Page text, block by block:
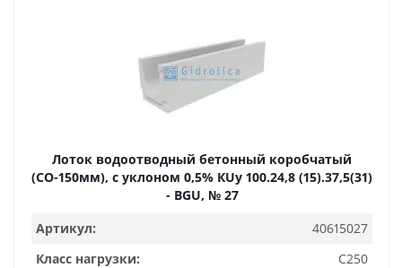
Лоток водоотводный бетонный коробчатый
(СО-150мм), с уклоном 0,5% КUу 100.24,8 (15).37,5(31)
- BGU, № 27
Артикул:
40615027
Класс нагрузки:
C250